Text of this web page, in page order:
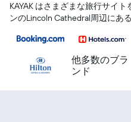
KAYAK はさまざまな旅行サイ
ン​のLincoln Cathedral​周辺にあ
他多数のブラ
ンド